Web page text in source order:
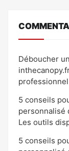
Déboucher
5 conseils
personnalisé
Les outils
5 conseils